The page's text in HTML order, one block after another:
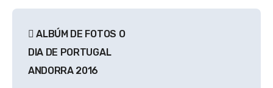
de
entradas
ALBÚM DE FOTOS O
DIA DE PORTUGAL
ANDORRA 2016